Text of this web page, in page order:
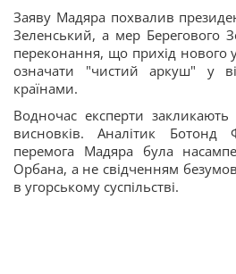
Заяву Мадяра похвалив
Зеленський, а мер Берегового
переконання, що прихід нового
означати "чистий аркуш" у
країнами.
Водночас експерти
висновків. Аналітик Ботонд
перемога Мадяра була
Орбана, а не свідченням
в угорському суспільстві.